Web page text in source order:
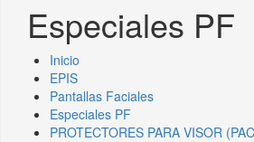
Especiales PF
Inicio
EPIS
Pantallas Faciales
Especiales PF
PROTECTORES PARA VISOR